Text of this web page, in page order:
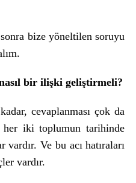
bize yöneltilen soruyu
bir ilişki geliştirmeli?
cevaplanması çok da
iki toplumun tarihinde
vardır. Ve bu acı hatıraları
vardır.